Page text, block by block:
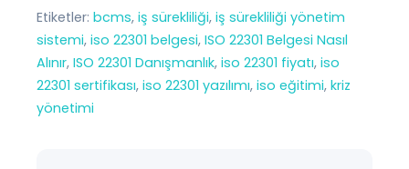
Etiketler: bcms, iş sürekliliği, iş sürekliliği yönetim
sistemi, iso 22301 belgesi, ISO 22301 Belgesi Nasıl
Alınır, ISO 22301 Danışmanlık, iso 22301 fiyatı, iso
22301 sertifikası, iso 22301 yazılımı, iso eğitimi, kriz
yönetimi